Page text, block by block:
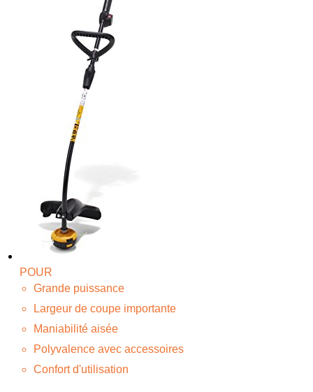
POUR
Grande puissance
Largeur de coupe importante
Maniabilité aisée
Polyvalence avec accessoires
Confort d'utilisation